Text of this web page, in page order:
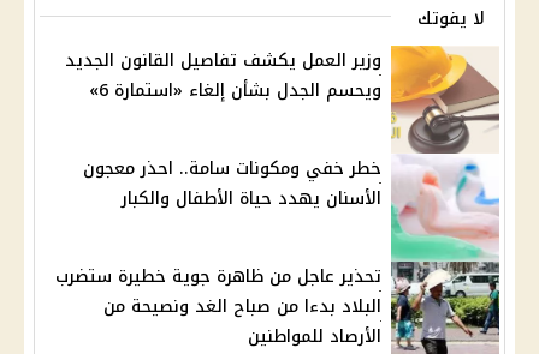
لا يفوتك
وزير العمل يكشف تفاصيل القانون الجديد
ويحسم الجدل بشأن إلغاء «استمارة 6»
خطر خفي ومكونات سامة.. احذر معجون
الأسنان يهدد حياة الأطفال والكبار
تحذير عاجل من ظاهرة جوية خطيرة ستضرب
البلاد بدءا من صباح الغد ونصيحة من
الأرصاد للمواطنين